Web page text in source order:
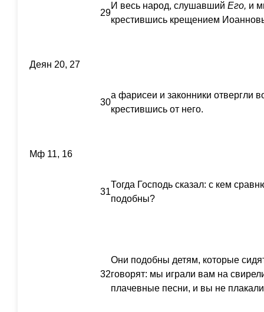
29
И весь народ, слушавший Его, и
крестившись крещением
Деян 20, 27
30
а фарисеи и законники отвергли
крестившись от него.
Мф 11, 16
31
Тогда Господь сказал: с кем
подобны?
32
Они подобны детям, которые
говорят: мы играли вам на
плачевные песни, и вы не